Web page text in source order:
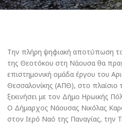
Την πλήρη ψηφιακή αποτύπωση
της Θεοτόκου στη Νάουσα θα
επιστημονική ομάδα έργου του
Θεσσαλονίκης (ΑΠΘ), στο πλαίσιο
ξεκινήσει με τον Δήμο Ηρωικής
Ο Δήμαρχος Νάουσας Νικόλας
στον Ιερό Ναό της Παναγίας, την